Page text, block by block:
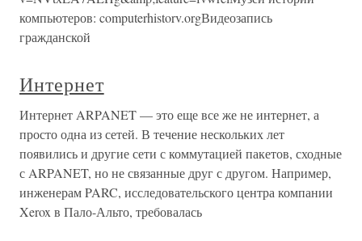
компьютеров: computerhistorv.orgВидеозапись
гражданской
Интернет
Интернет ARPANET — это еще все же не интернет, а
просто одна из сетей. В течение нескольких лет
появились и другие сети с коммутацией пакетов, сходные
с ARPANET, но не связанные друг с другом. Например,
инженерам PARC, исследовательского центра компании
Xerox в Пало-Альто, требовалась